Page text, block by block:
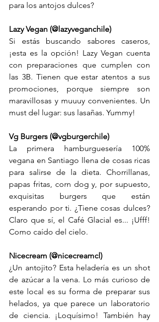
para los antojos dulces?
Lazy Vegan (@lazyveganchile)
Si estás buscando sabores caseros,
¡esta es la opción! Lazy Vegan cuenta
con preparaciones que cumplen con
las 3B. Tienen que estar atentos a sus
promociones, porque siempre son
maravillosas y muuuy convenientes. Un
must del lugar: sus lasañas. Yummy!
Vg Burgers (@vgburgerchile)
La primera hamburguesería 100%
vegana en Santiago llena de cosas ricas
para salirse de la dieta. Chorrillanas,
papas fritas, corn dog y, por supuesto,
exquisitas burgers que están
esperando por ti. ¿Tiene cosas dulces?
Claro que sí, el Café Glacial es... ¡Ufff!
Como caído del cielo.
Nicecream (@nicecreamcl)
¿Un antojito? Esta heladería es un shot
de azúcar a la vena. Lo más curioso de
este local es su forma de preparar sus
helados, ya que parece un laboratorio
de ciencia. ¡Loquísimo! También hay